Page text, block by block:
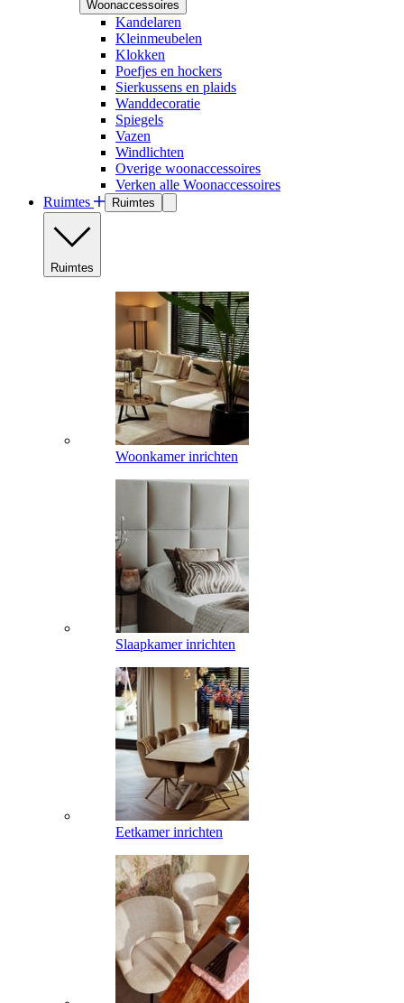
Woonaccessoires
Kandelaren
Kleinmeubelen
Klokken
Poefjes en hockers
Sierkussens en plaids
Wanddecoratie
Spiegels
Vazen
Windlichten
Overige woonaccessoires
Verken alle Woonaccessoires
Ruimtes
Ruimtes
Ruimtes
Woonkamer inrichten
Slaapkamer inrichten
Eetkamer inrichten